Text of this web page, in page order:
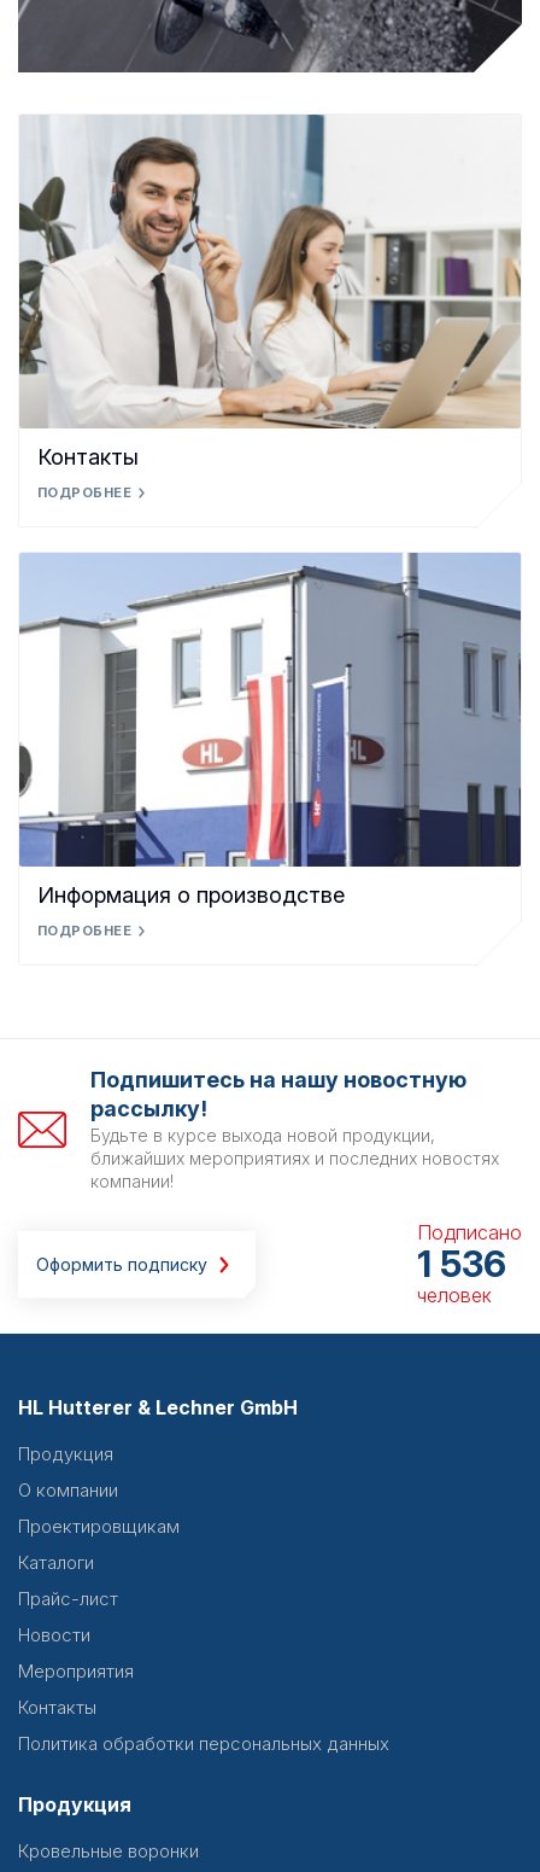
Контакты
ПОДРОБНЕЕ
Информация о производстве
ПОДРОБНЕЕ
Подпишитесь на нашу новостную
рассылку!
Будьте в курсе выхода новой продукции,
ближайших мероприятиях и последних новостях
компании!
Оформить подписку
Подписано
1 536
человек
HL Hutterer & Lechner GmbH
Продукция
О компании
Проектировщикам
Каталоги
Прайс-лист
Новости
Мероприятия
Контакты
Политика обработки персональных данных
Продукция
Кровельные воронки